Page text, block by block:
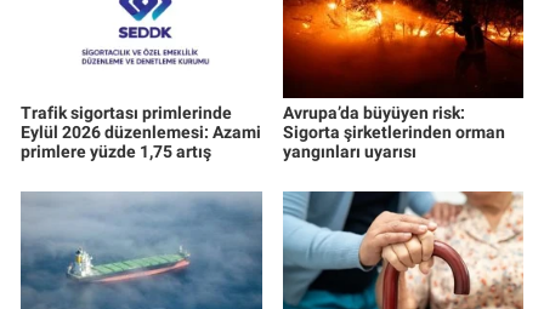
Trafik sigortası primlerinde
Eylül 2026 düzenlemesi: Azami
primlere yüzde 1,75 artış
Avrupa’da büyüyen risk:
Sigorta şirketlerinden orman
yangınları uyarısı